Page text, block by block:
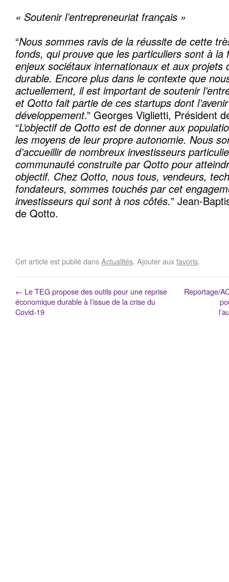
« Soutenir l’entrepreneuriat français »
“Nous sommes ravis de la réussite de cette
fonds, qui prouve que les particuliers sont à la
enjeux sociétaux internationaux et aux projets
durable. Encore plus dans le contexte que
actuellement, il est important de soutenir
et Qotto fait partie de ces startups dont
développement.” Georges Viglietti, Président
“L’objectif de Qotto est de donner aux
les moyens de leur propre autonomie. Nous
d’accueillir de nombreux investisseurs
communauté construite par Qotto pour
objectif. Chez Qotto, nous tous, vendeurs,
fondateurs, sommes touchés par cet
investisseurs qui sont à nos côtés.” Jean-
de Qotto.
Cet article est publié dansActualités. Ajouter auxfavoris.
← Le TEG propose des outils pour une reprise
économique durable à l’issue de la crise du
Covid-19
Reportage/